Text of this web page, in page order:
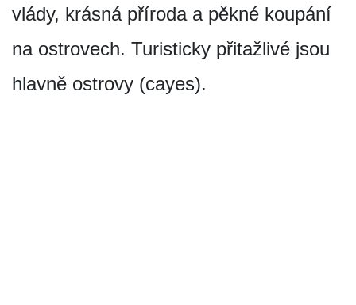
vlády, krásná příroda a pěkné koupání
na ostrovech. Turisticky přitažlivé jsou
hlavně ostrovy (cayes).